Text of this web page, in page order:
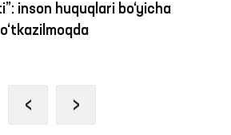
inson huquqlari bo‘yicha
‹ ›